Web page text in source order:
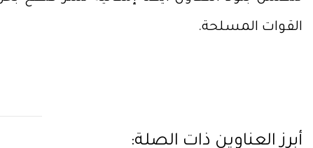
القوات المسلحة.
أبرز العناوين ذات الصلة: